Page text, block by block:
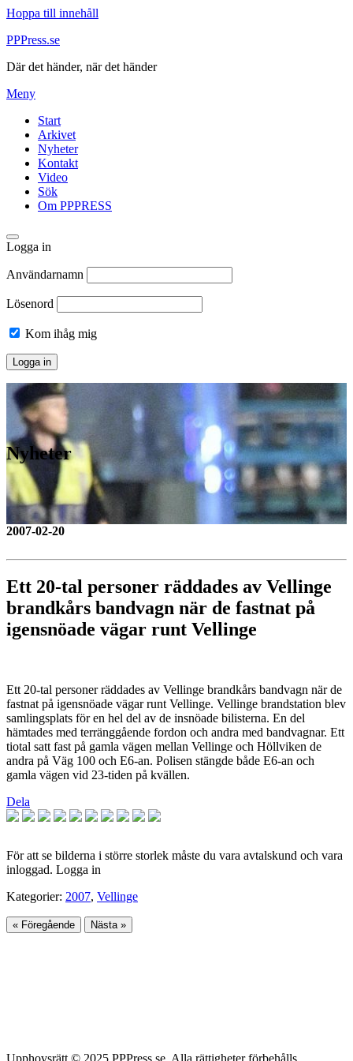
Hoppa till innehåll
PPPress.se
Där det händer, när det händer
Meny
Start
Arkivet
Nyheter
Kontakt
Video
Sök
Om PPPRESS
Logga in
Användarnamn
Lösenord
Kom ihåg mig
Nyheter
2007-02-20
Ett 20-tal personer räddades av Vellinge
brandkårs bandvagn när de fastnat på
igensnöade vägar runt Vellinge
Ett 20-tal personer räddades av Vellinge brandkårs bandvagn när de
fastnat på igensnöade vägar runt Vellinge. Vellinge brandstation blev
samlingsplats för en hel del av de insnöade bilisterna. En del
hämtades med terränggående fordon och andra med bandvagnar. Ett
tiotal satt fast på gamla vägen mellan Vellinge och Höllviken de
andra på Väg 100 och E6-an. Polisen stängde både E6-an och
gamla vägen vid 23-tiden på kvällen.
Dela
För att se bilderna i större storlek måste du vara avtalskund och vara
inloggad. Logga in
Kategorier: 2007, Vellinge
« Föregående Nästa »
Upphovsrätt © 2025 PPPress.se. Alla rättigheter förbehålls.